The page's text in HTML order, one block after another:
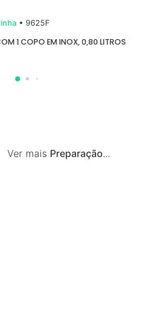
• 9625F
1 COPO EM INOX, 0,80 LITROS
Ver mais Preparação...